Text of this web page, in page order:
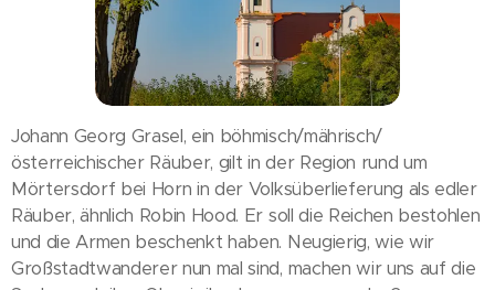
Johann Georg Grasel, ein böhmisch/mährisch/
österreichischer Räuber, gilt in der Region rund um
Mörtersdorf bei Horn in der Volksüberlieferung als edler
Räuber, ähnlich Robin Hood. Er soll die Reichen bestohlen
und die Armen beschenkt haben. Neugierig, wie wir
Großstadtwanderer nun mal sind, machen wir uns auf die